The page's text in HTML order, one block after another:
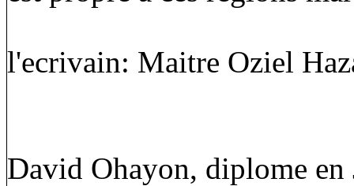
l'ecrivain: Maitre Oziel
David Ohayon, diplome en